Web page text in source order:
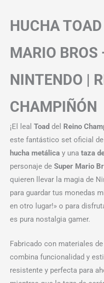
HUCHA
MARIO BROS
NINTENDO |
CHAMPIÑÓN
¡El leal Toad del Reino
este fantástico set oficial de
hucha metálica y una taza
personaje de Super Mario
quieren llevar la magia de
para guardar tus monedas
en otro lugar!» o para
es pura nostalgia gamer.
Fabricado con materiales
combina funcionalidad y
resistente y perfecta para